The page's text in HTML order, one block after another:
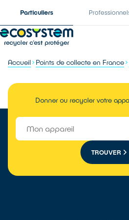
Particuliers
Accueil Points de collecte en France
Donner ou recycler votre
TROUVER